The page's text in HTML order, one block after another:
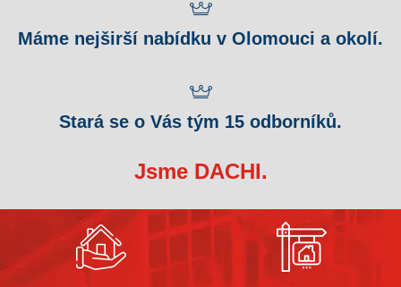
Máme nejširší nabídku v Olomouci a okolí.
Stará se o Vás tým 15 odborníků.
Jsme DACHI.